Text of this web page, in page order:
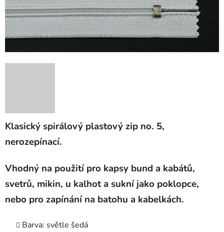
Klasický spirálový plastový zip no. 5,
nerozepínací.
Vhodný na použití pro kapsy bund a kabátů,
svetrů, mikin, u kalhot a sukní jako poklopce,
nebo pro zapínání na batohu a kabelkách.
Barva: světle šedá